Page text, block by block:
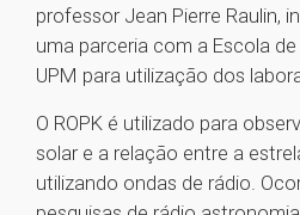
professor Jean Pierre Raulin,
uma parceria com a Escola de
UPM para utilização dos
O ROPK é utilizado para
solar e a relação entre a
utilizando ondas de rádio.